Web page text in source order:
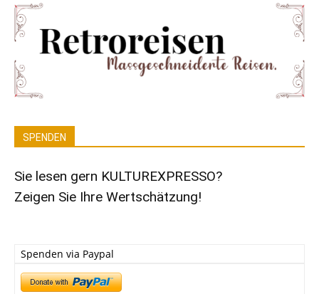
SPENDEN
Sie lesen gern KULTUREXPRESSO?
Zeigen Sie Ihre Wertschätzung!
Spenden via Paypal